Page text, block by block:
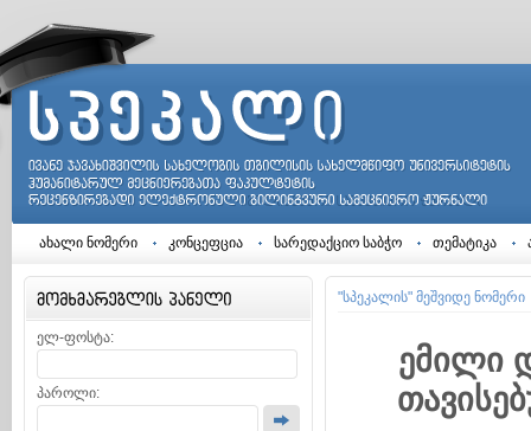
ახალი ნომერი კონცეფცია სარედაქციო საბჭო თემატიკა
ელ-ფოსტა:
პაროლი:
"სპეკალის" მეშვიდე ნომერი
ემილი